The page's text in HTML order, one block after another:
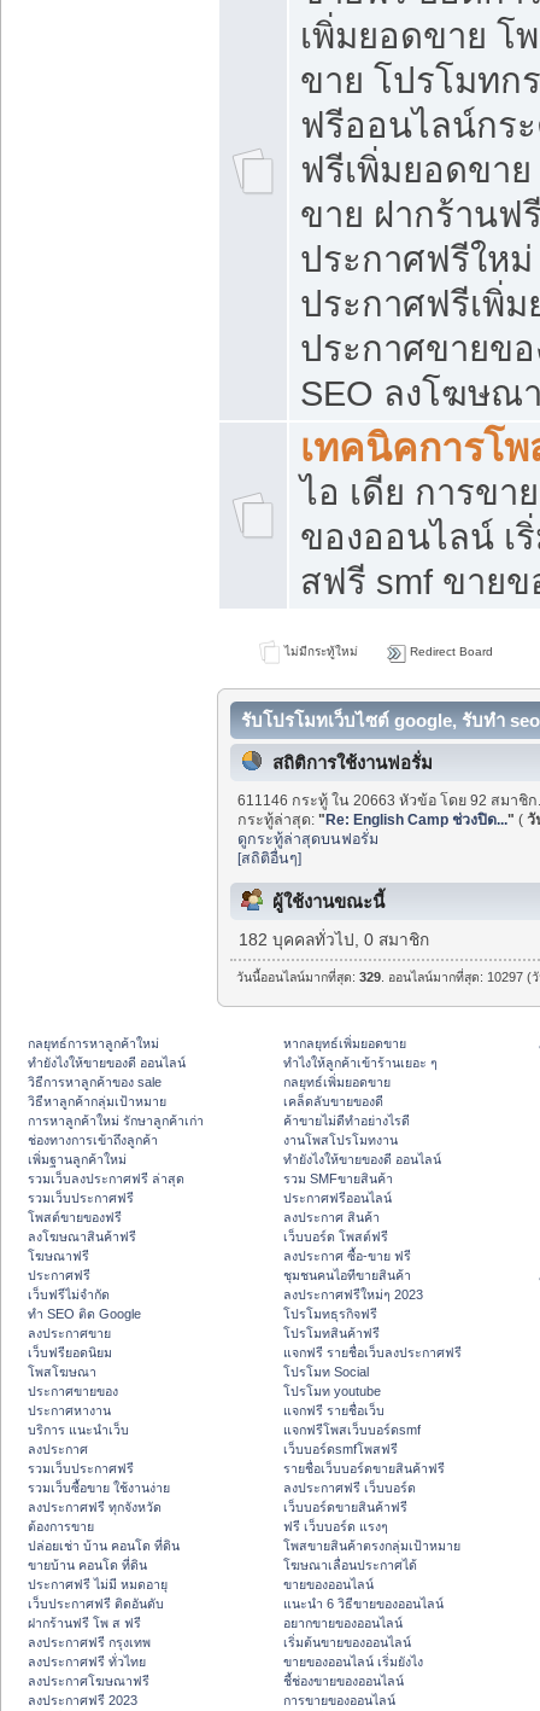
เพิ่มยอดขาย โ
ขาย โปรโมทก
ฟรีออนไลน์กร
ฟรีเพิ่มยอดขา
ขาย ฝากร้านฟ
ประกาศฟรีใหม่
ประกาศฟรีเพิ่
ประกาศขายข
SEO ลงโฆษณ
เทคนิคการโ
ไอ เดีย การขา
ของออนไลน์ เ
สฟรี smf ขาย
ไม่มีกระทู้ใหม่ Redirect Board
รับโปรโมทเว็บไซต์ google, รับทำ
สถิติการใช้งานฟอรั่ม
611146 กระทู้ ใน 20663 หัวข้อ โดย 92 สมาชิ
กระทู้ล่าสุด:"Re: English Camp ช่วงปิด..." (วั
ดูกระทู้ล่าสุดบนฟอรั่ม
[สถิติอื่นๆ]
ผู้ใช้งานขณะนี้
182 บุคคลทั่วไป, 0 สมาชิก
วันนี้ออนไลน์มากที่สุด:329 . ออนไลน์มากที่สุด: 10297
กลยุทธ์การหาลูกค้าใหม่
ทํายังไงให้ขายของดี ออนไลน์
วิธีการหาลูกค้าของ sale
วิธีหาลูกค้ากลุ่มเป้าหมาย
การหาลูกค้าใหม่ รักษาลูกค้าเก่า
ช่องทางการเข้าถึงลูกค้า
เพิ่มฐานลูกค้าใหม่
รวมเว็บลงประกาศฟรี ล่าสุด
รวมเว็บประกาศฟรี
โพสต์ขายของฟรี
ลงโฆษณาสินค้าฟรี
โฆษณาฟรี
ประกาศฟรี
เว็บฟรีไม่จำกัด
ทำ SEO ติด Google
ลงประกาศขาย
เว็บฟรียอดนิยม
โพสโฆษณา
ประกาศขายของ
ประกาศหางาน
บริการ แนะนำเว็บ
ลงประกาศ
รวมเว็บประกาศฟรี
รวมเว็บซื้อขาย ใช้งานง่าย
ลงประกาศฟรี ทุกจังหวัด
ต้องการขาย
ปล่อยเช่า บ้าน คอนโด ที่ดิน
ขายบ้าน คอนโด ที่ดิน
ประกาศฟรี ไม่มี หมดอายุ
เว็บประกาศฟรี ติดอันดับ
ฝากร้านฟรี โพ ส ฟรี
ลงประกาศฟรี กรุงเทพ
ลงประกาศฟรี ทั่วไทย
ลงประกาศโฆษณาฟรี
ลงประกาศฟรี 2023
หากลยุทธ์เพิ่มยอดขาย
ทําไงให้ลูกค้าเข้าร้านเยอะ ๆ
กลยุทธ์เพิ่มยอดขาย
เคล็ดลับขายของดี
ค้าขายไม่ดีทำอย่างไรดี
งานโพสโปรโมทงาน
ทํายังไงให้ขายของดี ออนไลน์
รวม SMFขายสินค้า
ประกาศฟรีออนไลน์
ลงประกาศ สินค้า
เว็บบอร์ด โพสต์ฟรี
ลงประกาศ ซื้อ-ขาย ฟรี
ชุมชนคนไอทีขายสินค้า
ลงประกาศฟรีใหม่ๆ 2023
โปรโมทธุรกิจฟรี
โปรโมทสินค้าฟรี
แจกฟรี รายชื่อเว็บลงประกาศฟรี
โปรโมท Social
โปรโมท youtube
แจกฟรี รายชื่อเว็บ
แจกฟรีโพสเว็บบอร์ดsmf
เว็บบอร์ดsmfโพสฟรี
รายชื่อเว็บบอร์ดขายสินค้าฟรี
ลงประกาศฟรี เว็บบอร์ด
เว็บบอร์ดขายสินค้าฟรี
ฟรี เว็บบอร์ด แรงๆ
โพสขายสินค้าตรงกลุ่มเป้าหมาย
โฆษณาเลื่อนประกาศได้
ขายของออนไลน์
แนะนำ 6 วิธีขายของออนไลน์
อยากขายของออนไลน์
เริ่มต้นขายของออนไลน์
ขายของออนไลน์ เริ่มยังไง
ชี้ช่องขายของออนไลน์
การขายของออนไลน์